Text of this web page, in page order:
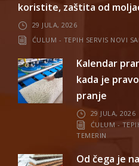
koristite, zaštita od
29 JULA, 2026
ĆULUM - TEPIH SERVIS NOVI
Kalendar
kada je
pranje
29 JULA, 2026
ĆULUM -
TEMERIN
Od čega je